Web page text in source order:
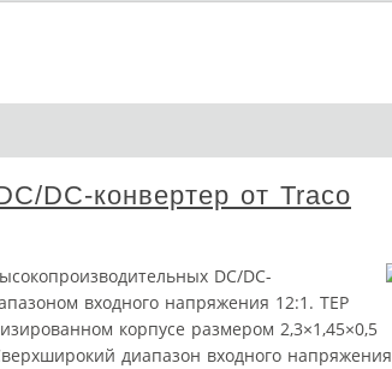
DC-конвертер от Traco
DC/DC-
входного напряжения 12:1. TEP
корпусе размером 2,3×1,45×0,5
диапазон входного напряжения